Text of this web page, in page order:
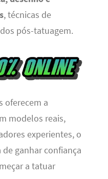
, técnicas de
pós-tatuagem.
oferecem a
modelos reais,
experientes, o
ganhar confiança
a tatuar